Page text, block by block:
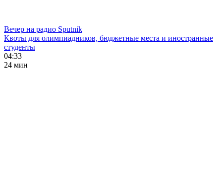
Вечер на радио Sputnik
Квоты для олимпиадников, бюджетные места и иностранные
студенты
04:33
24 мин